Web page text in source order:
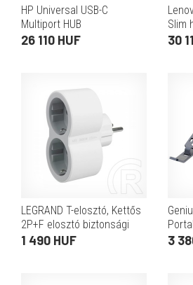
HP Universal USB-C
Multiport HUB
26 110 HUF
Slim
tűs,
30
LEGRAND T-elosztó, Kettős
2P+F elosztó biztonsági
zsaluval, 16 A, fehér-szürke
1 490 HUF 3